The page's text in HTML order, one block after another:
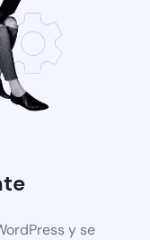
y se